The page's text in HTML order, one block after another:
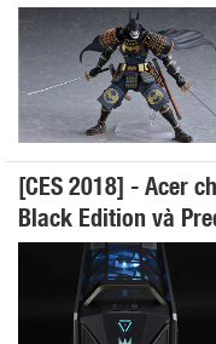
[CES 2018] - Acer
Black Edition và